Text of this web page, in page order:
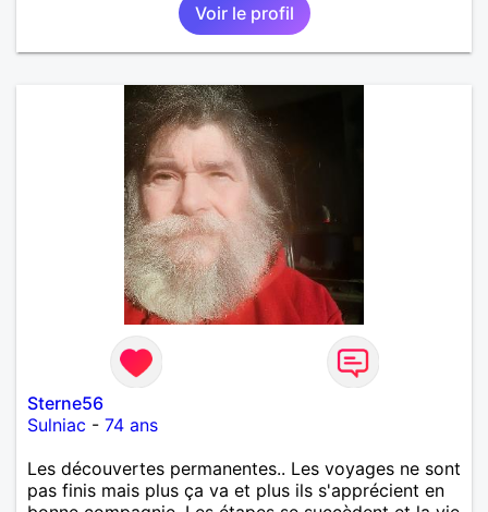
Voir le profil
Sterne56
Sulniac - 74 ans
Les découvertes permanentes.. Les voyages ne sont
pas finis mais plus ça va et plus ils s'apprécient en